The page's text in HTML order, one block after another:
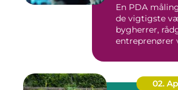
En PDA
de vigtigste
bygherrer,
entreprenører
02.